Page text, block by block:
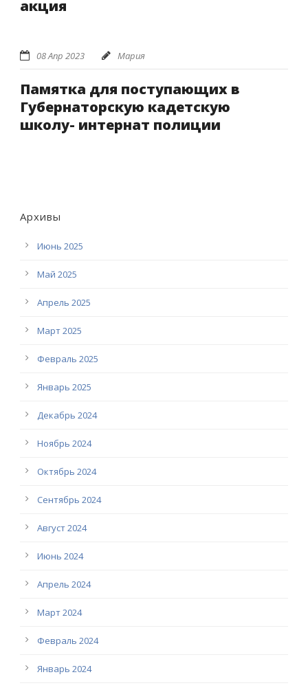
акция
08 Апр 2023 Мария
Памятка для поступающих в
Губернаторскую кадетскую
школу- интернат полиции
Архивы
Июнь 2025
Май 2025
Апрель 2025
Март 2025
Февраль 2025
Январь 2025
Декабрь 2024
Ноябрь 2024
Октябрь 2024
Сентябрь 2024
Август 2024
Июнь 2024
Апрель 2024
Март 2024
Февраль 2024
Январь 2024